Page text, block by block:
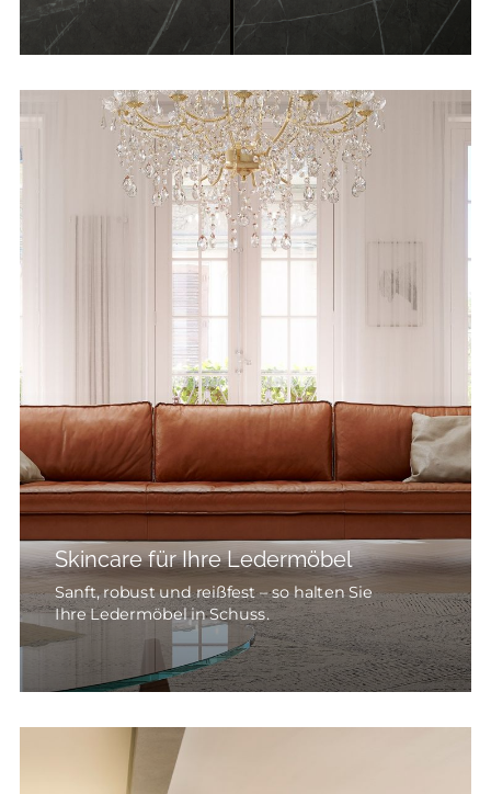
Skincare für Ihre Ledermöbel
Sanft, robust und reißfest – so halten Sie
Ihre Ledermöbel in Schuss.